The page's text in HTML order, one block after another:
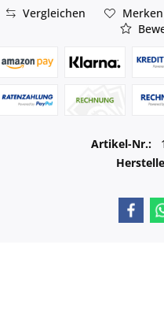
Vergleichen Merken
Artikel-Nr.: